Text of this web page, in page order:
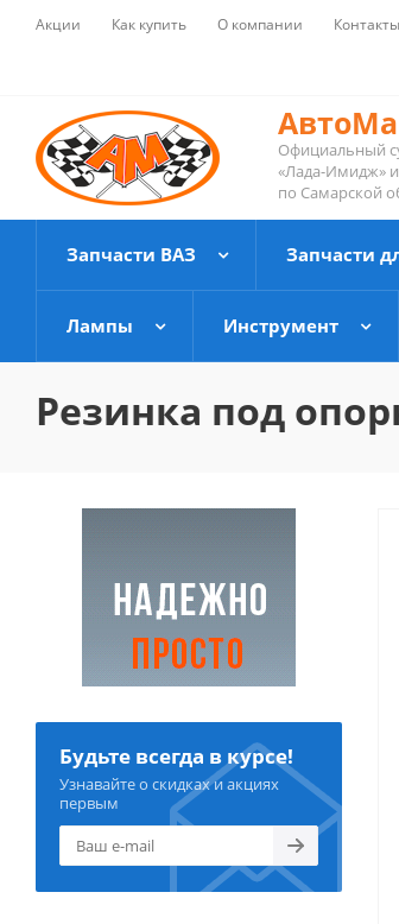
Акции Как купить О компании Контакты
Официальный
«Лада-Имидж»
по Самарской
Запчасти ВАЗ Запчасти
Лампы Инструмент
Резинка под
Будьте всегда в курсе!
Узнавайте о скидках и акциях
первым